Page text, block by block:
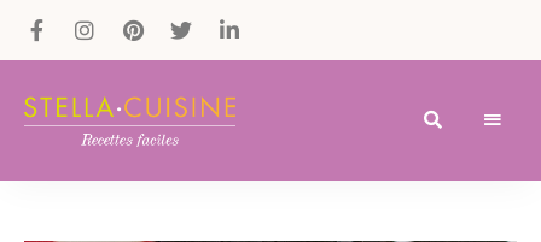
Recettes